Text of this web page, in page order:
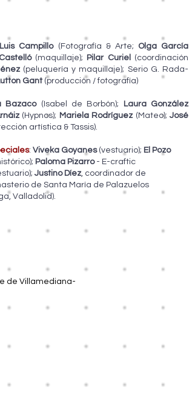
Luis Campillo(Fotografía & Arte; Olga García
(maquillaje); Pilar Curiel
(coordinación
(peluquería y maquillaje); Serio G. Rada-
Gant (producción / fotografía)
Bazaco(Isabel de Borbón);
Laura González
(Hypnos); Mariela Rodríguez (Mateo);José
artística & Tassis).
: Viveka Goyanes(vestuario); El Pozo
Paloma Pizarro- E-craftic
​; Justino Díez, coordinador de
de Santa María de Palazuelos
Valladolid).
de Villamediana-